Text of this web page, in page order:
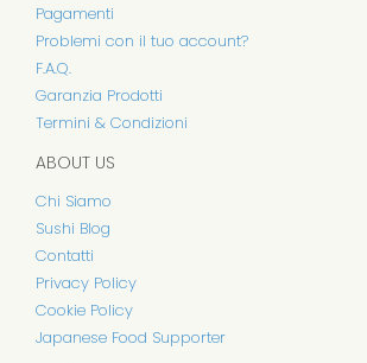
Pagamenti
Problemi con il tuo account?
F.A.Q.
Garanzia Prodotti
Termini & Condizioni
ABOUT US
Chi Siamo
Sushi Blog
Contatti
Privacy Policy
Cookie Policy
Japanese Food Supporter